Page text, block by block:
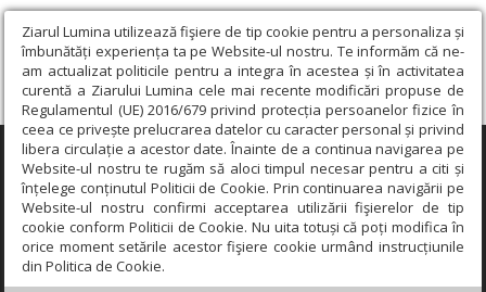
Ziarul Lumina utilizează fişiere de tip cookie pentru a personaliza și
îmbunătăți experiența ta pe Website-ul nostru. Te informăm că ne-
am actualizat politicile pentru a integra în acestea și în activitatea
curentă a Ziarului Lumina cele mai recente modificări propuse de
Regulamentul (UE) 2016/679 privind protecția persoanelor fizice în
ceea ce privește prelucrarea datelor cu caracter personal și privind
libera circulație a acestor date. Înainte de a continua navigarea pe
Website-ul nostru te rugăm să aloci timpul necesar pentru a citi și
înțelege conținutul Politicii de Cookie. Prin continuarea navigării pe
Website-ul nostru confirmi acceptarea utilizării fişierelor de tip
cookie conform Politicii de Cookie. Nu uita totuși că poți modifica în
orice moment setările acestor fişiere cookie urmând instrucțiunile
din Politica de Cookie.
×